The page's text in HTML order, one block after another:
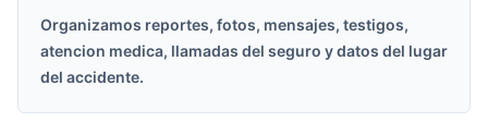
Organizamos reportes, fotos, mensajes, testigos,
atencion medica, llamadas del seguro y datos del lugar
del accidente.